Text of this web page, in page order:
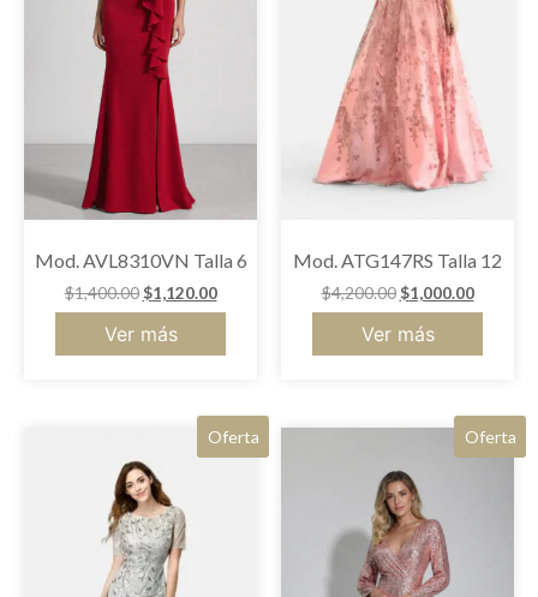
Mod. AVL8310VN Talla 6
$1,400.00 $1,120.00
Ver más
Mod. ATG147RS Talla 12
$4,200.00 $1,000.00
Ver más
Oferta Oferta